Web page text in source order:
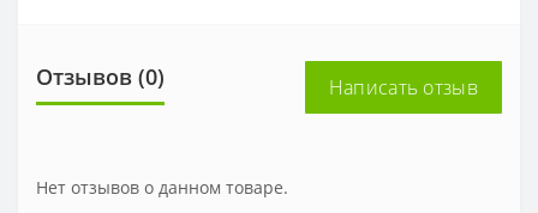
Отзывов (0) Написать отзыв
Нет отзывов о данном товаре.